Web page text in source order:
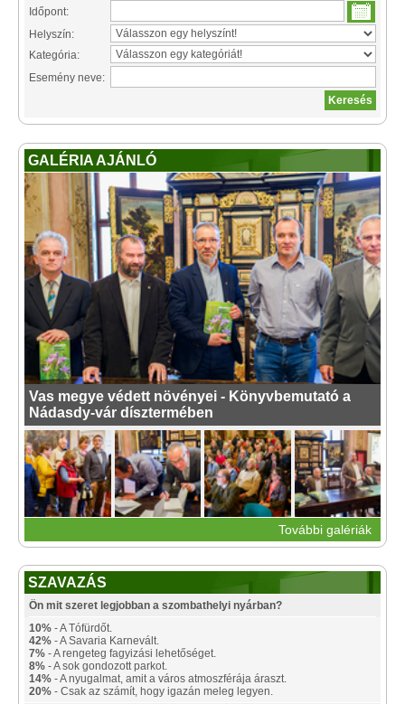
Időpont:
Helyszín:
Kategória:
Esemény neve:
GALÉRIA AJÁNLÓ
Vas megye védett növényei - Könyvbemutató a
Nádasdy-vár dísztermében
További galériák
SZAVAZÁS
Ön mit szeret legjobban a szombathelyi nyárban?
10% - A Tófürdőt.
42% - A Savaria Karnevált.
7% - A rengeteg fagyizási lehetőséget.
8% - A sok gondozott parkot.
14% - A nyugalmat, amit a város atmoszférája áraszt.
20% - Csak az számít, hogy igazán meleg legyen.